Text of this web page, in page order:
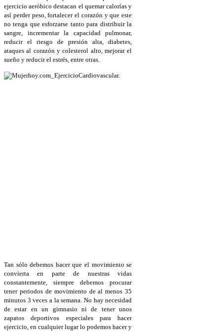
ejercicio aeróbico destacan el quemar calorías y
así perder peso, fortalecer el corazón y que este
no tenga que esforzarse tanto para distribuir la
sangre, incrementar la capacidad pulmonar,
reducir el riesgo de presión alta, diabetes,
ataques al corazón y colesterol alto, mejorar el
sueño y reducir el estrés, entre otras.
Tan sólo debemos hacer que el movimiento se
convierta en parte de nuestras vidas
constantemente, siempre debemos procurar
tener periodos de movimiento de al menos 35
minutos 3 veces a la semana. No hay necesidad
de estar en un gimnasio ni de tener unos
zapatos deportivos especiales para hacer
ejercicio, en cualquier lugar lo podemos hacer y